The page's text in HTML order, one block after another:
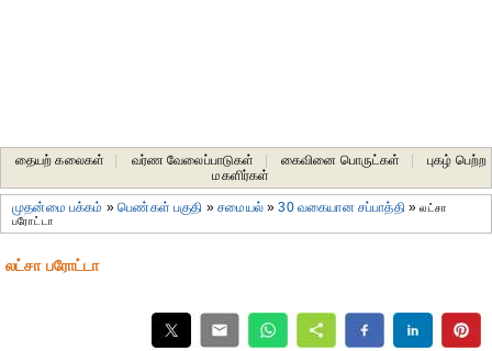
தையற் கலைகள் வர்ண வேலைப்பாடுகள் கைவினை பொருட்கள்
புகழ் பெற்ற
மகளிர்கள்
முதன்மை பக்கம் »பெண்கள் பகுதி »சமையல்»30 வகையான சப்பாத்தி»லட்சா
பரோட்டா
லட்சா பரோட்டா